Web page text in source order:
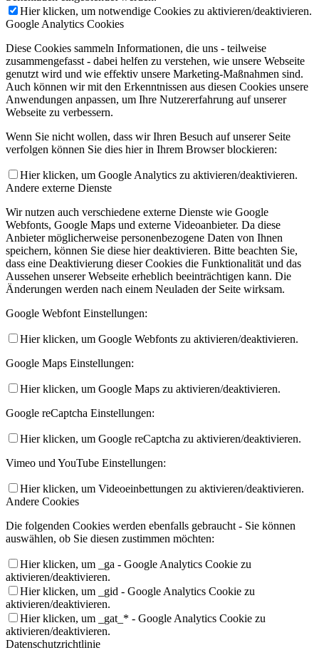
Hier klicken, um notwendige Cookies zu aktivieren/deaktivieren.
Google Analytics Cookies
Diese Cookies sammeln Informationen, die uns - teilweise
zusammengefasst - dabei helfen zu verstehen, wie unsere Webseite
genutzt wird und wie effektiv unsere Marketing-Maßnahmen sind.
Auch können wir mit den Erkenntnissen aus diesen Cookies unsere
Anwendungen anpassen, um Ihre Nutzererfahrung auf unserer
Webseite zu verbessern.
Wenn Sie nicht wollen, dass wir Ihren Besuch auf unserer Seite
verfolgen können Sie dies hier in Ihrem Browser blockieren:
Hier klicken, um Google Analytics zu aktivieren/deaktivieren.
Andere externe Dienste
Wir nutzen auch verschiedene externe Dienste wie Google
Webfonts, Google Maps und externe Videoanbieter. Da diese
Anbieter möglicherweise personenbezogene Daten von Ihnen
speichern, können Sie diese hier deaktivieren. Bitte beachten Sie,
dass eine Deaktivierung dieser Cookies die Funktionalität und das
Aussehen unserer Webseite erheblich beeinträchtigen kann. Die
Änderungen werden nach einem Neuladen der Seite wirksam.
Google Webfont Einstellungen:
Hier klicken, um Google Webfonts zu aktivieren/deaktivieren.
Google Maps Einstellungen:
Hier klicken, um Google Maps zu aktivieren/deaktivieren.
Google reCaptcha Einstellungen:
Hier klicken, um Google reCaptcha zu aktivieren/deaktivieren.
Vimeo und YouTube Einstellungen:
Hier klicken, um Videoeinbettungen zu aktivieren/deaktivieren.
Andere Cookies
Die folgenden Cookies werden ebenfalls gebraucht - Sie können
auswählen, ob Sie diesen zustimmen möchten:
Hier klicken, um _ga - Google Analytics Cookie zu
aktivieren/deaktivieren.
Hier klicken, um _gid - Google Analytics Cookie zu
aktivieren/deaktivieren.
Hier klicken, um _gat_* - Google Analytics Cookie zu
aktivieren/deaktivieren.
Datenschutzrichtlinie